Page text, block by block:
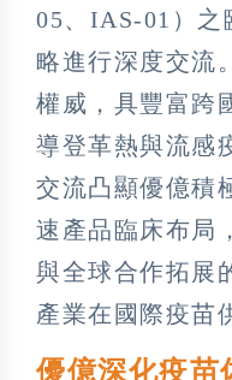
05、IAS-01）之
略進行深度交流
權威，具豐富跨
導登革熱與流感
交流凸顯優億積
速產品臨床布局
與全球合作拓展
產業在國際疫苗
優億深化疫